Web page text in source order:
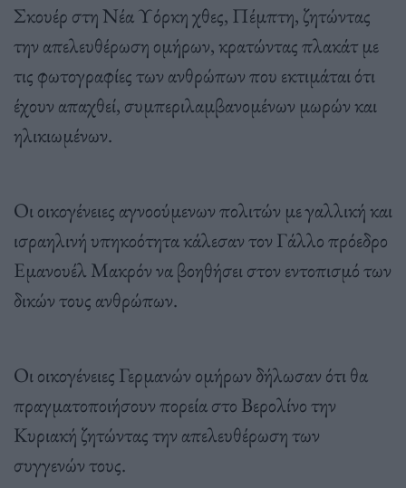
Σκουέρ στη Νέα Υόρκη χθες, Πέμπτη, ζητώντας
την απελευθέρωση ομήρων, κρατώντας πλακάτ με
τις φωτογραφίες των ανθρώπων που εκτιμάται ότι
έχουν απαχθεί, συμπεριλαμβανομένων μωρών και
ηλικιωμένων.
Οι οικογένειες αγνοούμενων πολιτών με γαλλική και
ισραηλινή υπηκοότητα κάλεσαν τον Γάλλο πρόεδρο
Εμανουέλ Μακρόν να βοηθήσει στον εντοπισμό των
δικών τους ανθρώπων.
Οι οικογένειες Γερμανών ομήρων δήλωσαν ότι θα
πραγματοποιήσουν πορεία στο Βερολίνο την
Κυριακή ζητώντας την απελευθέρωση των
συγγενών τους.